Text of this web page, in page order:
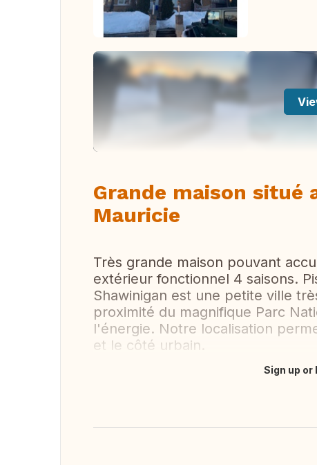
Grande maison situé
Mauricie
Très grande maison pouvant
extérieur fonctionnel 4 saisons.
Shawinigan est une petite ville
proximité du magnifique Parc
l'énergie. Notre localisation
et le côté urbain.
Sign up or